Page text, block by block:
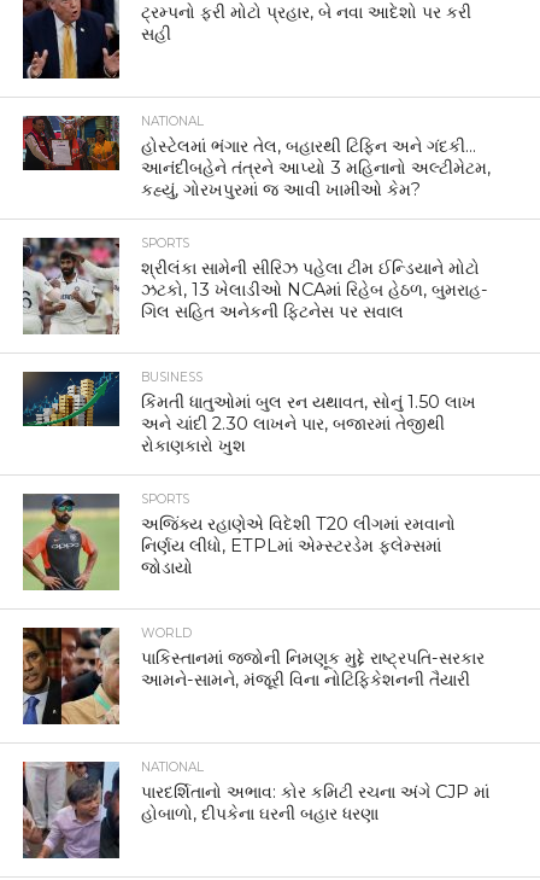
ટ્રમ્પનો ફરી મોટો પ્રહાર, બે નવા આદેશો પર કરી
સહી
NATIONAL
હોસ્ટેલમાં ભંગાર તેલ, બહારથી ટિફિન અને ગંદકી…
આનંદીબહેને તંત્રને આપ્યો 3 મહિનાનો અલ્ટીમેટમ,
કહ્યું, ગોરખપુરમાં જ આવી ખામીઓ કેમ?
SPORTS
શ્રીલંકા સામેની સીરિઝ પહેલા ટીમ ઈન્ડિયાને મોટો
ઝટકો, 13 ખેલાડીઓ NCAમાં રિહેબ હેઠળ, બુમરાહ-
ગિલ સહિત અનેકની ફિટનેસ પર સવાલ
BUSINESS
કિંમતી ધાતુઓમાં બુલ રન યથાવત, સોનું 1.50 લાખ
અને ચાંદી 2.30 લાખને પાર, બજારમાં તેજીથી
રોકાણકારો ખુશ
SPORTS
અજિંક્ય રહાણેએ વિદેશી T20 લીગમાં રમવાનો
નિર્ણય લીધો, ETPLમાં એમ્સ્ટરડેમ ફ્લેમ્સમાં
જોડાયો
WORLD
પાકિસ્તાનમાં જજોની નિમણૂક મુદ્દે રાષ્ટ્રપતિ-સરકાર
આમને-સામને, મંજૂરી વિના નોટિફિકેશનની તૈયારી
NATIONAL
પારદર્શિતાનો અભાવ: કોર કમિટી રચના અંગે CJP માં
હોબાળો, દીપકેના ઘરની બહાર ધરણા